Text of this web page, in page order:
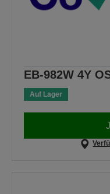
EB-982W 4Y
Auf Lager